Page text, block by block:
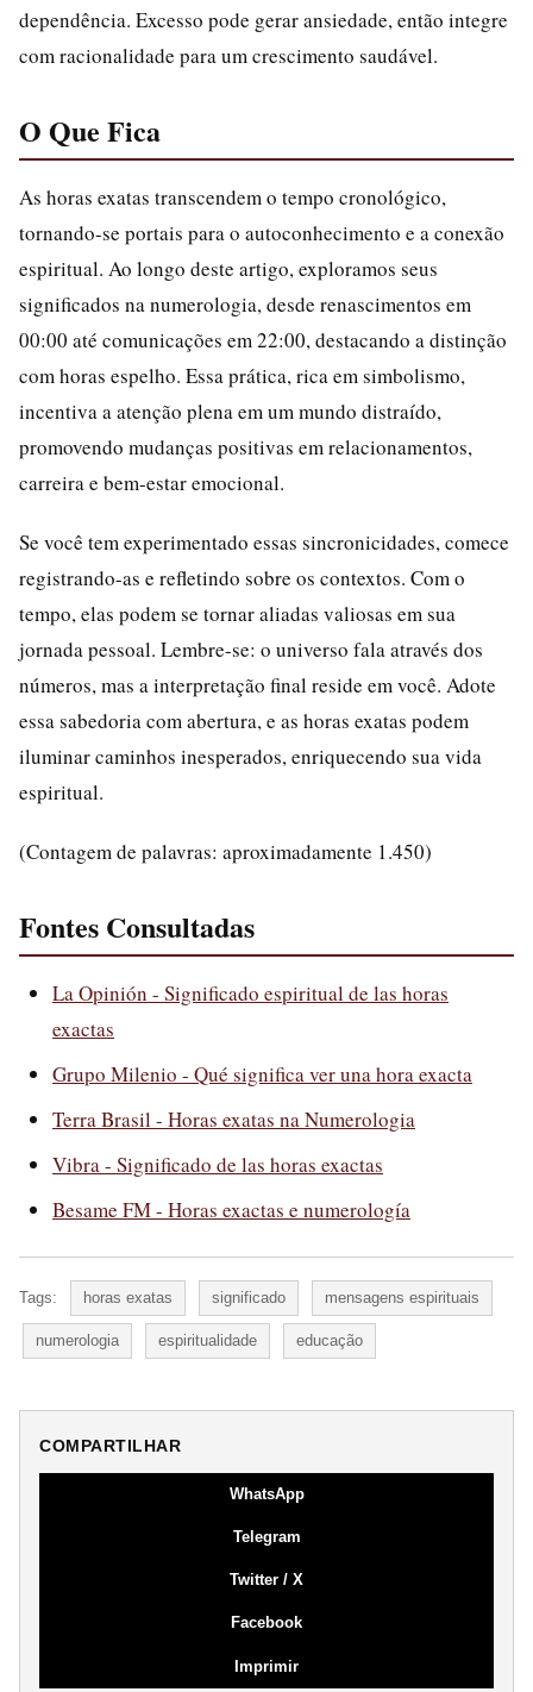
dependência. Excesso pode gerar ansiedade, então integre
com racionalidade para um crescimento saudável.
O Que Fica
As horas exatas transcendem o tempo cronológico,
tornando-se portais para o autoconhecimento e a conexão
espiritual. Ao longo deste artigo, exploramos seus
significados na numerologia, desde renascimentos em
00:00 até comunicações em 22:00, destacando a distinção
com horas espelho. Essa prática, rica em simbolismo,
incentiva a atenção plena em um mundo distraído,
promovendo mudanças positivas em relacionamentos,
carreira e bem-estar emocional.
Se você tem experimentado essas sincronicidades, comece
registrando-as e refletindo sobre os contextos. Com o
tempo, elas podem se tornar aliadas valiosas em sua
jornada pessoal. Lembre-se: o universo fala através dos
números, mas a interpretação final reside em você. Adote
essa sabedoria com abertura, e as horas exatas podem
iluminar caminhos inesperados, enriquecendo sua vida
espiritual.
(Contagem de palavras: aproximadamente 1.450)
Fontes Consultadas
La Opinión - Significado espiritual de las horas
exactas
Grupo Milenio - Qué significa ver una hora exacta
Terra Brasil - Horas exatas na Numerologia
Vibra - Significado de las horas exactas
Besame FM - Horas exactas e numerología
Tags: horas exatas significado mensagens espirituais
numerologia espiritualidade educação
COMPARTILHAR
WhatsApp
Telegram
Twitter / X
Facebook
Imprimir